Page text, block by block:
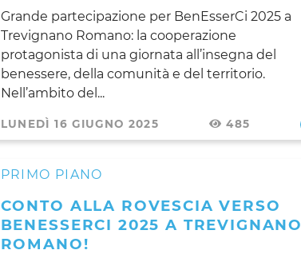
Grande partecipazione per BenEsserCi 2025 a
Trevignano Romano: la cooperazione
protagonista di una giornata all’insegna del
benessere, della comunità e del territorio.
Nell’ambito del...
LUNEDÌ 16 GIUGNO 2025 485
PRIMO PIANO
CONTO ALLA ROVESCIA VERSO
BENESSERCI 2025 A TREVIGNANO
ROMANO!